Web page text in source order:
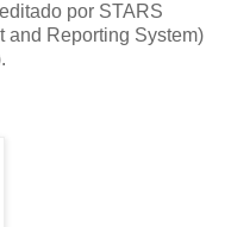
por STARS
and Reporting System)